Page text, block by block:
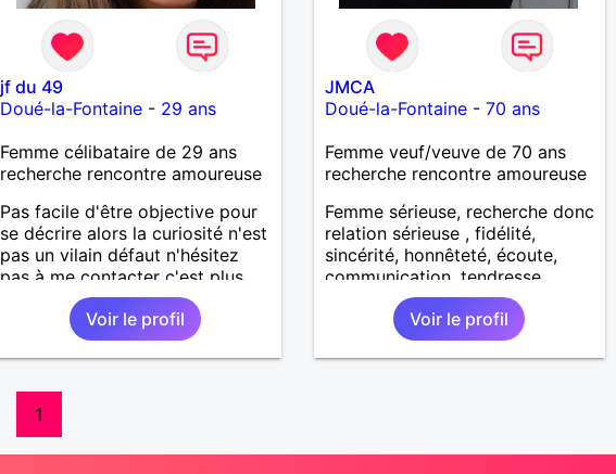
jf du 49
Doué-la-Fontaine- 29 ans
Femme célibataire de 29 ans
recherche rencontre amoureuse
Pas facile d'être objective pour
se décrire alors la curiosité n'est
pas un vilain défaut n'hésitez
pas à me contacter c'est plus
sympa pour faire connaissance.
Voir le profil
JMCA
Doué-la-Fontaine- 70 ans
Femme veuf/veuve de 70 ans
recherche rencontre amoureuse
Femme sérieuse, recherche donc
relation sérieuse , fidélité,
sincérité, honnêteté, écoute,
communication, tendresse,
Voir le profil
1